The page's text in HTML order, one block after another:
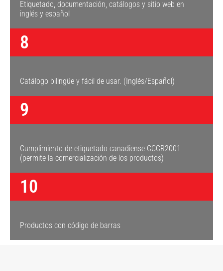
Etiquetado, documentación, catálogos y sitio web en
inglés y español
8
Catálogo bilingüe y fácil de usar. (Inglés/Español)
9
Cumplimiento de etiquetado canadiense CCCR2001
(permite la comercialización de los productos)
10
Productos con código de barras